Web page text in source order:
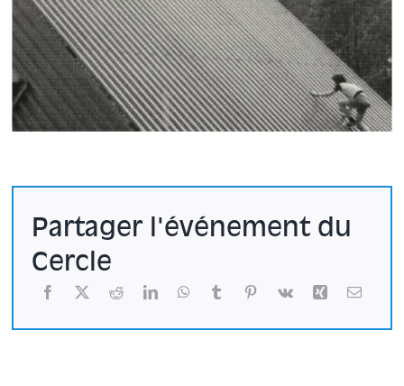
Partager l'événement du
Cercle